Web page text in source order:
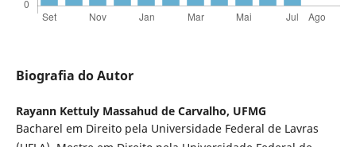
Biografia do Autor
Rayann Kettuly Massahud de Carvalho, UFMG
Bacharel em Direito pela Universidade Federal de Lavras